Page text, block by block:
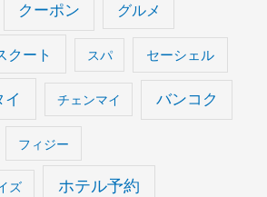
クーポン グルメ
クート スパ セーシェル
イ チェンマイ バンコク
フィジー
ズ ホテル予約